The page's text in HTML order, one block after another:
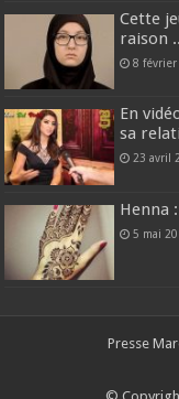
Cette
raison ..
8 février
En
sa
23 avril
Henna
5 mai
Presse